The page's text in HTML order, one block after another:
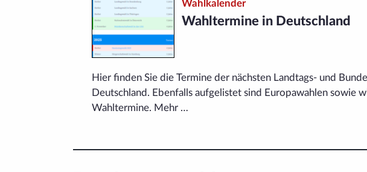
Wahlkalender
Wahltermine in Deutschland
Hier finden Sie die Termine der nächsten Landtags- und
Deutschland. Ebenfalls aufgelistet sind Europa­wahlen sowie
Wahltermine. Mehr …